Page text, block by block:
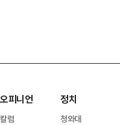
오피니언
칼럼
정치
청와대